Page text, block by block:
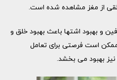
از مغز مشاهده شده است.
و بهبود اشتها باعث بهبود خلق و
است فرصتی برای تعامل
نیز بهبود می بخشد.